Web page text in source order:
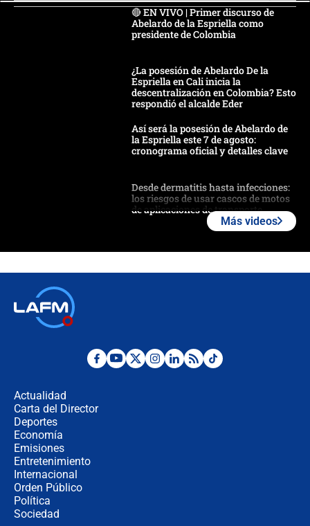
🔴 EN VIVO | Primer discurso de
Abelardo de la Espriella como
presidente de Colombia
¿La posesión de Abelardo De la
Espriella en Cali inicia la
descentralización en Colombia? Esto
respondió el alcalde Eder
Así será la posesión de Abelardo de
la Espriella este 7 de agosto:
cronograma oficial y detalles clave
Desde dermatitis hasta infecciones:
los riesgos de usar cascos de motos
de aplicaciones de transporte
celular? Requisitos, pasos y
Posesión de Abelardo De La Espriella
Más videos
Actualidad
Carta del Director
Deportes
Economía
Emisiones
Entretenimiento
Internacional
Orden Público
Política
Sociedad